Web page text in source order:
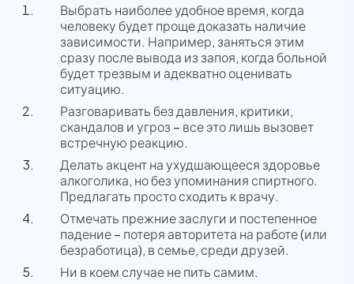
Выбрать наиболее удобное время, когда
человеку будет проще доказать наличие
зависимости. Например, заняться этим
сразу после вывода из запоя, когда больной
будет трезвым и адекватно оценивать
ситуацию.
Разговаривать без давления, критики,
скандалов и угроз – все это лишь вызовет
встречную реакцию.
Делать акцент на ухудшающееся здоровье
алкоголика, но без упоминания спиртного.
Предлагать просто сходить к врачу.
Отмечать прежние заслуги и постепенное
падение – потеря авторитета на работе (или
безработица), в семье, среди друзей.
Ни в коем случае не пить самим.